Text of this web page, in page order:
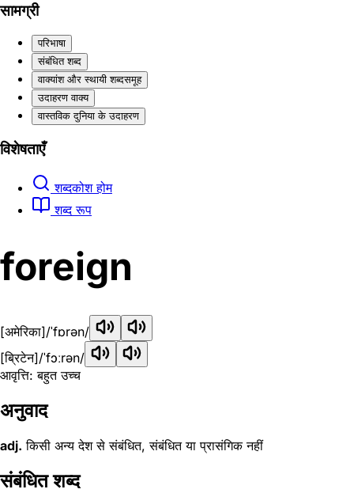
सामग्री
परिभाषा
संबंधित शब्द
वाक्यांश और स्थायी शब्दसमूह
उदाहरण वाक्य
वास्तविक दुनिया के उदाहरण
विशेषताएँ
शब्दकोश होम
शब्द रूप
foreign
[अमेरिका]/ˈfɒrən/
[ब्रिटेन]/ˈfɔːrən/
आवृत्ति: बहुत उच्च
अनुवाद
adj. किसी अन्य देश से संबंधित, संबंधित या प्रासंगिक नहीं
संबंधित शब्द